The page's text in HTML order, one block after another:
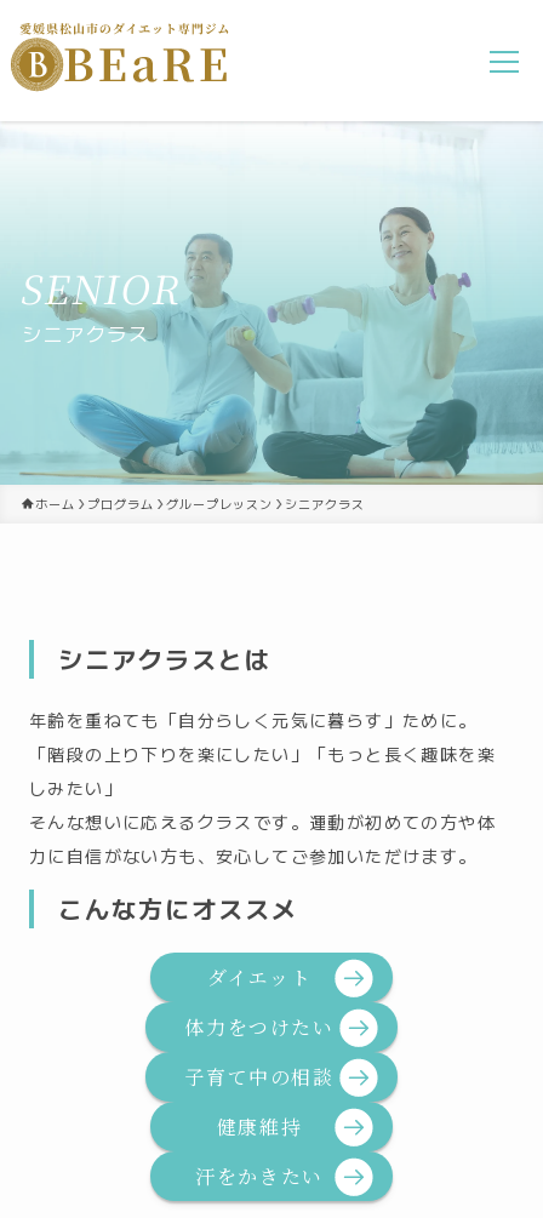
シニアクラス
ホーム プログラム グループレッスン シニアクラス
シニアクラスとは
年齢を重ねても「自分らしく元気に暮らす」ために。
「階段の上り下りを楽にしたい」「もっと長く趣味を楽
しみたい」
そんな想いに応えるクラスです。運動が初めての方や体
力に自信がない方も、安心してご参加いただけます。
こんな方にオススメ
ダイエット
体力をつけたい
子育て中の相談
健康維持
汗をかきたい